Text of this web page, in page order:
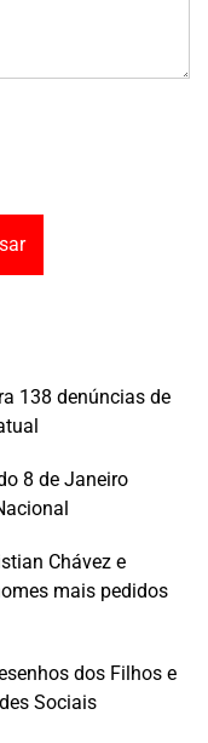
138 denúncias de
8 de Janeiro
Chávez e
mais pedidos
dos Filhos e
Sociais